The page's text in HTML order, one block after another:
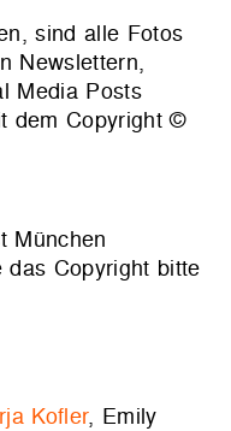
sind alle Fotos
Newslettern,
Media Posts
dem Copyright ©
München
Copyright bitte
Kofler, Emily